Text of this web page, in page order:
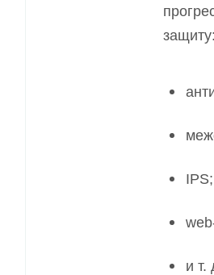
защиту:
IPS;
и т.